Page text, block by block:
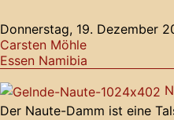
Donnerstag, 19. Dezember
Carsten Möhle
Essen Namibia
Der Naute-Damm ist eine